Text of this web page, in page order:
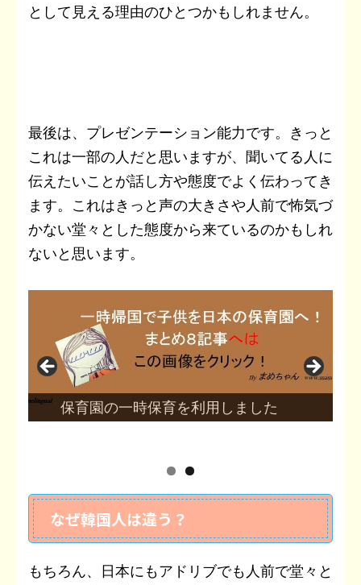
として見える理由のひとつかもしれません。
最後は、プレゼンテーション能力です。きっと
これは一部の人だと思いますが、聞いてる人に
伝えたいことが話し方や態度でよく伝わってき
ます。これはきっと声の大きさや人前で怖気づ
かない堂々とした態度から来ているのかもしれ
ないと思います。
保育園の一時保育を利用しました
なぜ韓国人は違う？
もちろん、日本にもアドリブでも人前で堂々と